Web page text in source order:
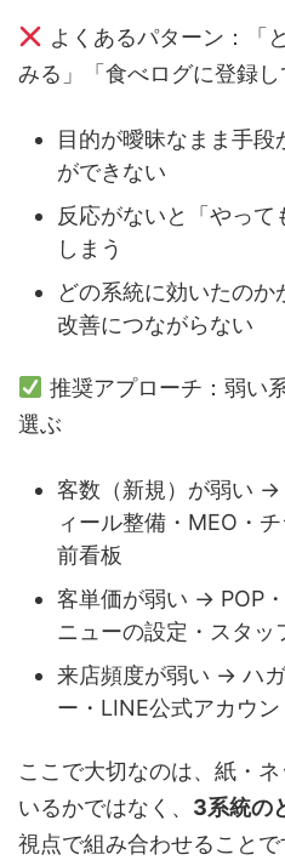
よくあるパターン：「
みる」「食べログに登録し
目的が曖昧なまま手段
ができない
反応がないと「やって
しまう
どの系統に効いたの
改善につながらない
推奨アプローチ：弱い
選ぶ
客数（新規）が弱い
ィール整備・MEO・
前看板
客単価が弱い → POP
ニューの設定・スタッ
来店頻度が弱い → ハ
ー・LINE公式アカウ
ここで大切なのは、紙・
いるかではなく、 3系統の
視点で組み合わせること